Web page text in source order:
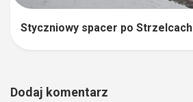
Styczniowy spacer po Strzelcach
Dodaj komentarz